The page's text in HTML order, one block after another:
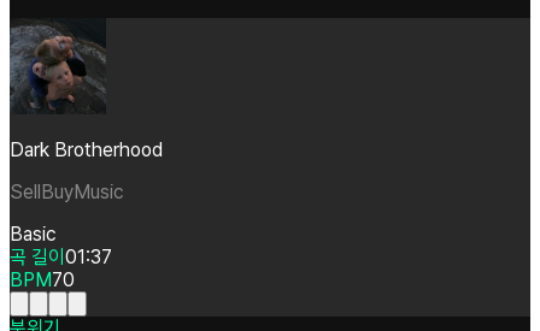
Dark Brotherhood
SellBuyMusic
Basic
곡 길이 01:37
BPM70